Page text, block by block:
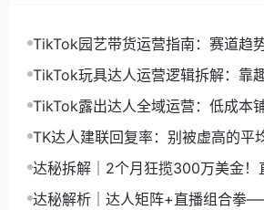
TikTok园艺带货运营指南：赛道趋
人精细化落地策略
TikTok玩具达人运营逻辑拆解：靠
长效销量
TikTok露出达人全域运营：低成本
铺流量隐形缺口
TK达人建联回复率：别被虚高的平
达秘拆解｜2个月狂揽300万美金！
区，非标品卖家悄悄弯道超车
达秘解析｜达人矩阵+直播组合拳